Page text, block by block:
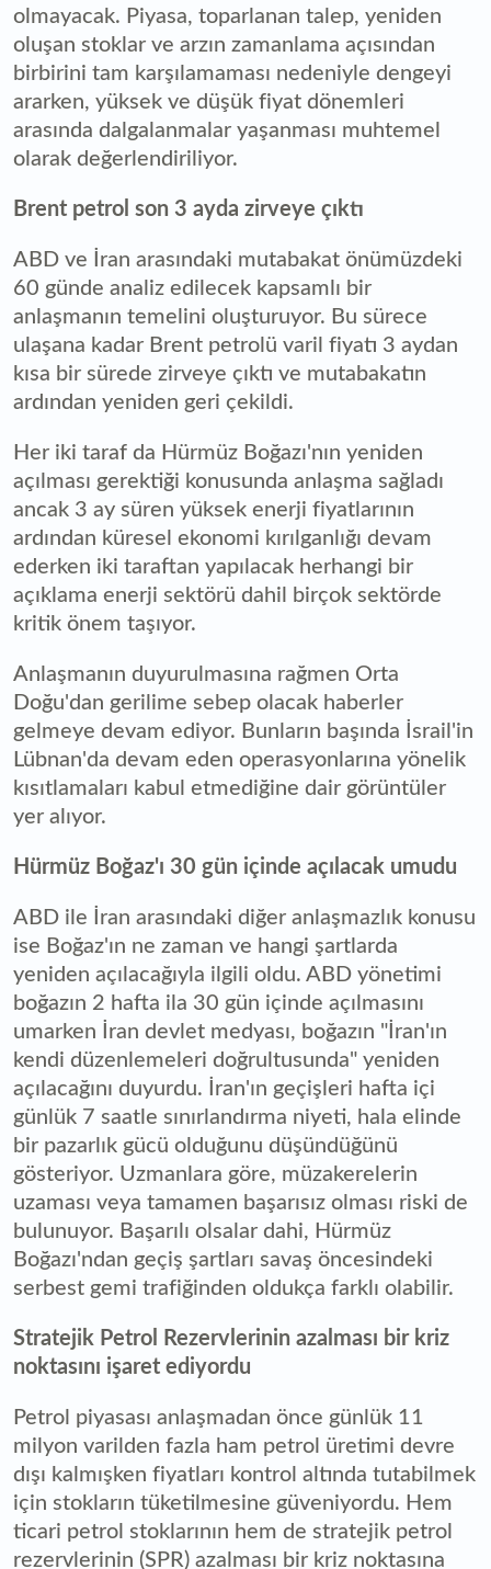
olmayacak. Piyasa, toparlanan talep, yeniden
oluşan stoklar ve arzın zamanlama açısından
birbirini tam karşılamaması nedeniyle dengeyi
ararken, yüksek ve düşük fiyat dönemleri
arasında dalgalanmalar yaşanması muhtemel
olarak değerlendiriliyor.
Brent petrol son 3 ayda zirveye çıktı
ABD ve İran arasındaki mutabakat önümüzdeki
60 günde analiz edilecek kapsamlı bir
anlaşmanın temelini oluşturuyor. Bu sürece
ulaşana kadar Brent petrolü varil fiyatı 3 aydan
kısa bir sürede zirveye çıktı ve mutabakatın
ardından yeniden geri çekildi.
Her iki taraf da Hürmüz Boğazı'nın yeniden
açılması gerektiği konusunda anlaşma sağladı
ancak 3 ay süren yüksek enerji fiyatlarının
ardından küresel ekonomi kırılganlığı devam
ederken iki taraftan yapılacak herhangi bir
açıklama enerji sektörü dahil birçok sektörde
kritik önem taşıyor.
Anlaşmanın duyurulmasına rağmen Orta
Doğu'dan gerilime sebep olacak haberler
gelmeye devam ediyor. Bunların başında İsrail'in
Lübnan'da devam eden operasyonlarına yönelik
kısıtlamaları kabul etmediğine dair görüntüler
yer alıyor.
Hürmüz Boğaz'ı 30 gün içinde açılacak umudu
ABD ile İran arasındaki diğer anlaşmazlık konusu
ise Boğaz'ın ne zaman ve hangi şartlarda
yeniden açılacağıyla ilgili oldu. ABD yönetimi
boğazın 2 hafta ila 30 gün içinde açılmasını
umarken İran devlet medyası, boğazın "İran'ın
kendi düzenlemeleri doğrultusunda" yeniden
açılacağını duyurdu. İran'ın geçişleri hafta içi
günlük 7 saatle sınırlandırma niyeti, hala elinde
bir pazarlık gücü olduğunu düşündüğünü
gösteriyor. Uzmanlara göre, müzakerelerin
uzaması veya tamamen başarısız olması riski de
bulunuyor. Başarılı olsalar dahi, Hürmüz
Boğazı'ndan geçiş şartları savaş öncesindeki
serbest gemi trafiğinden oldukça farklı olabilir.
Stratejik Petrol Rezervlerinin azalması bir kriz
noktasını işaret ediyordu
Petrol piyasası anlaşmadan önce günlük 11
milyon varilden fazla ham petrol üretimi devre
dışı kalmışken fiyatları kontrol altında tutabilmek
için stokların tüketilmesine güveniyordu. Hem
ticari petrol stoklarının hem de stratejik petrol
rezervlerinin (SPR) azalması bir kriz noktasına